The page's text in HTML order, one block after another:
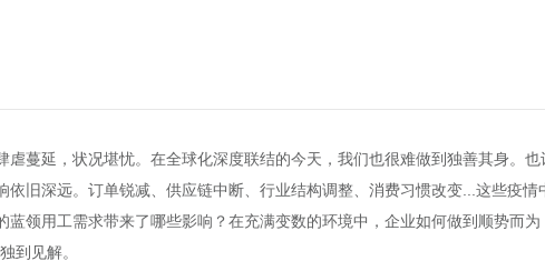
蔓延，状况堪忧。在全球化深度联结的今天，我们也很难做到独善其身。
旧深远。订单锐减、供应链中断、行业结构调整、消费习惯改变...这些疫情
领用工需求带来了哪些影响？在充满变数的环境中，企业如何做到顺势而
到见解。